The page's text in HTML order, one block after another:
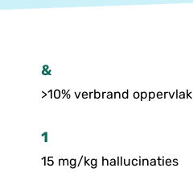
&
>10% verbrand oppervlak
1
15 mg/kg hallucinaties